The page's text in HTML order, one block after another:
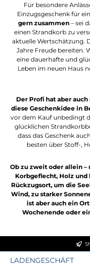
Für besondere
Einzugsgeschenk für
gern zusammen – sei
einen Strandkorb zu
aktuelle Wertschätzung.
Jahre Freude bereiten.
eine dauerhafte und
Leben im neuen Haus
Der Profi hat aber
diese Geschenkidee in
vor dem Kauf unbedingt
glücklichen
dass das Geschenk
besten über Stoff-,
Ob zu zweit oder allein
Korbgeflecht, Holz
Rückzugsort, um die
Wind, zu starker
ist aber auch ein
Wochenende oder
LADENGESCHÄFT